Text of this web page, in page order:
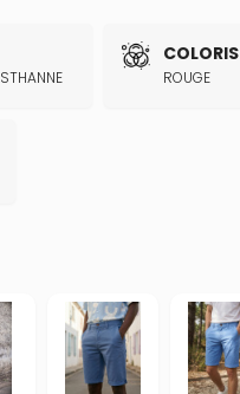
COLORIS
ROUGE